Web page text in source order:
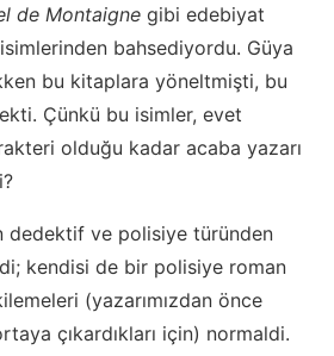
de Montaigne gibi edebiyat
isimlerinden bahsediyordu. Güya
bu kitaplara yöneltmişti, bu
Çünkü bu isimler, evet
olduğu kadar acaba yazarı
dedektif ve polisiye türünden
kendisi de bir polisiye roman
(yazarımızdan önce
çıkardıkları için) normaldi.